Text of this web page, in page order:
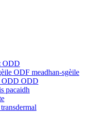
ODD
ODF meadhan-sgèile
ODD ODD
pacaidh